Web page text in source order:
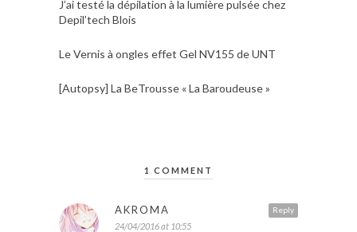
J’ai testé la dépilation à la lumière pulsée chez
Depil’tech Blois
Le Vernis à ongles effet Gel NV155 de UNT
[Autopsy] La BeTrousse « La Baroudeuse »
1 COMMENT
Reply
AKROMA
24/04/2016 at 10:55